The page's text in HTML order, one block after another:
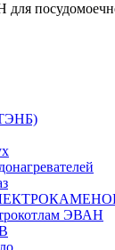
для
ЭВАН